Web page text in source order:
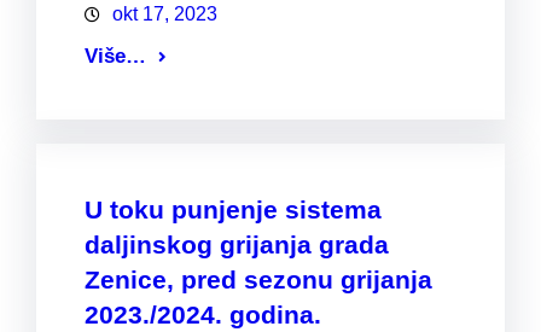
okt 17, 2023
Više…
U toku punjenje sistema
daljinskog grijanja grada
Zenice, pred sezonu grijanja
2023./2024. godina.